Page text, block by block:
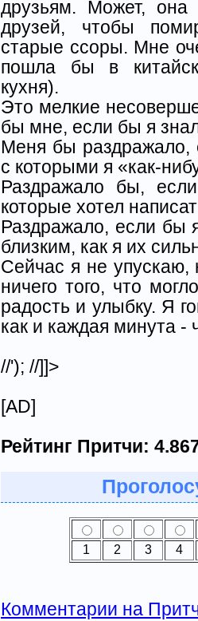
друзьям. Может,
друзей, чтобы
старые ссоры. Мне
пошла бы в
кухня).
Это мелкие
бы мне, если бы я
Меня бы раздражало,
с которыми я «как-
Раздражало бы,
которые хотел
Раздражало, если бы
близким, как я их
Сейчас я не
ничего того, что
радость и улыбку. Я
как и каждая минута -
//'); //]]>
[AD]
Рейтинг Притчи:
1 2 3 4
Комментарии на